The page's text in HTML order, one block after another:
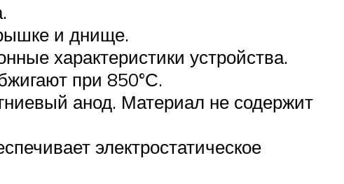
и днище.
характеристики устройства.
при 850°С.
анод. Материал не содержит
электростатическое